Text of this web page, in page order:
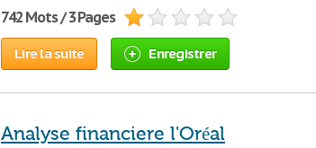
742 Mots / 3 Pages
Lire la suite Enregistrer
Analyse financiere l'Oréal